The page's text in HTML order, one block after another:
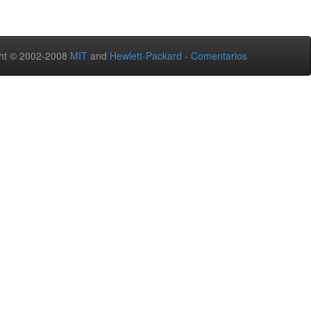
© 2002-2008 MIT and Hewlett-Packard - Comentarios